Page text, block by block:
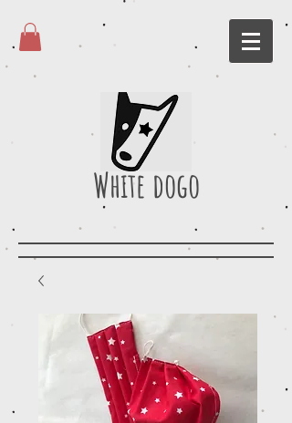
White dogo